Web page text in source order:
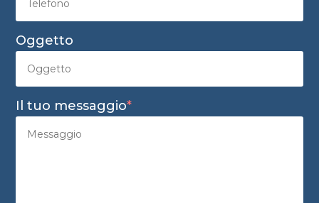
Oggetto
Il tuo messaggio*